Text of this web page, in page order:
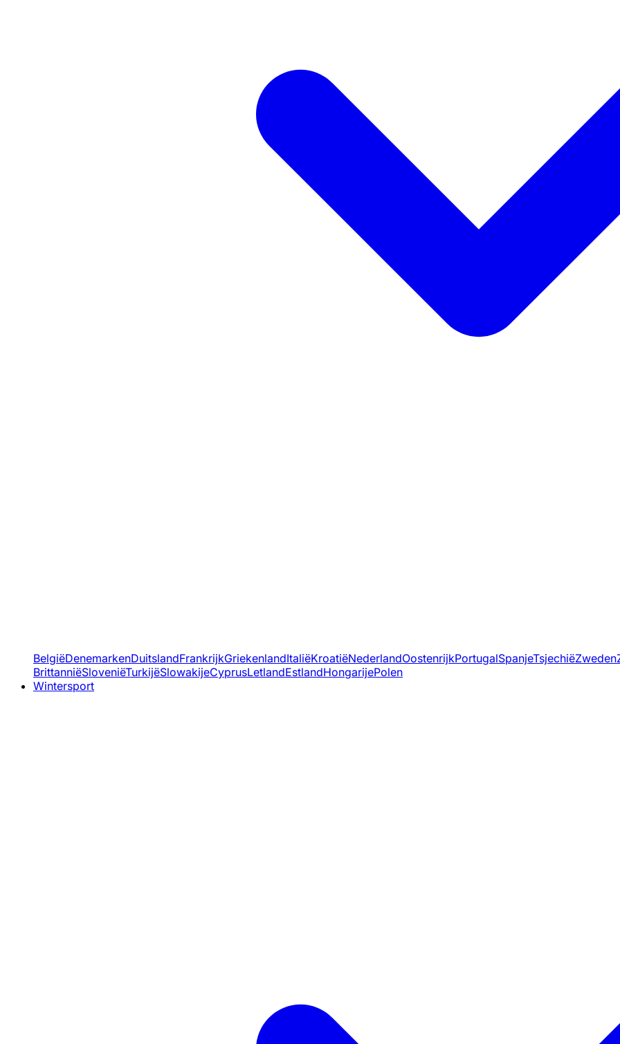
BelgiëDenemarkenDuitslandFrankrijkGriekenlandItaliëKroatiëNederlandOostenrijkPortugalSpanjeTsjechiëZweden
BrittanniëSloveniëTurkijëSlowakijeCyprusLetlandEstlandHongarijePolen
Wintersport